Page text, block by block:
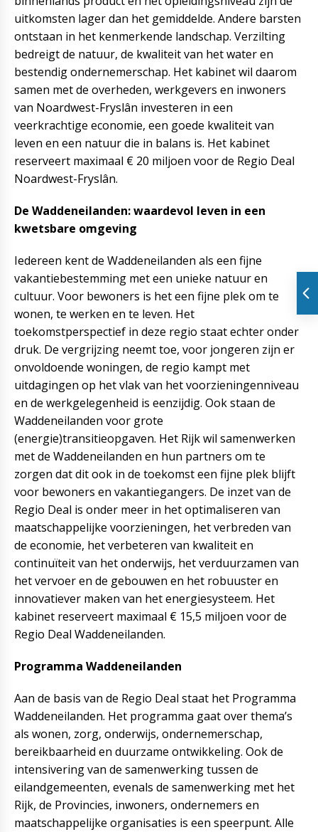
uitkomsten lager dan het gemiddelde. Andere barsten
ontstaan in het kenmerkende landschap. Verzilting
bedreigt de natuur, de kwaliteit van het water en
bestendig ondernemerschap. Het kabinet wil daarom
samen met de overheden, werkgevers en inwoners
van Noardwest-Fryslân investeren in een
veerkrachtige economie, een goede kwaliteit van
leven en een natuur die in balans is. Het kabinet
reserveert maximaal € 20 miljoen voor de Regio Deal
Noardwest-Fryslân.
De Waddeneilanden: waardevol leven in een
kwetsbare omgeving
Iedereen kent de Waddeneilanden als een fijne
vakantiebestemming met een unieke natuur en
cultuur. Voor bewoners is het een fijne plek om te
wonen, te werken en te leven. Het
toekomstperspectief in deze regio staat echter onder
druk. De vergrijzing neemt toe, voor jongeren zijn er
onvoldoende woningen, de regio kampt met
uitdagingen op het vlak van het voorzieningenniveau
en de werkgelegenheid is eenzijdig. Ook staan de
Waddeneilanden voor grote
(energie)transitieopgaven. Het Rijk wil samenwerken
met de Waddeneilanden en hun partners om te
zorgen dat dit ook in de toekomst een fijne plek blijft
voor bewoners en vakantiegangers. De inzet van de
Regio Deal is onder meer in het optimaliseren van
maatschappelijke voorzieningen, het verbreden van
de economie, het verbeteren van kwaliteit en
continuïteit van het onderwijs, het verduurzamen van
het vervoer en de gebouwen en het robuuster en
innovatiever maken van het energiesysteem. Het
kabinet reserveert maximaal € 15,5 miljoen voor de
Regio Deal Waddeneilanden.
Programma Waddeneilanden
Aan de basis van de Regio Deal staat het Programma
Waddeneilanden. Het programma gaat over thema’s
als wonen, zorg, onderwijs, ondernemerschap,
bereikbaarheid en duurzame ontwikkeling. Ook de
intensivering van de samenwerking tussen de
eilandgemeenten, evenals de samenwerking met het
Rijk, de Provincies, inwoners, ondernemers en
maatschappelijke organisaties is een speerpunt. Alle